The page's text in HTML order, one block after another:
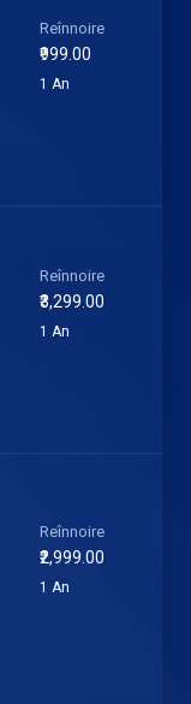
Reînnoire
₹999.00
1 An
Reînnoire
₹3,299.00
1 An
Reînnoire
₹2,999.00
1 An